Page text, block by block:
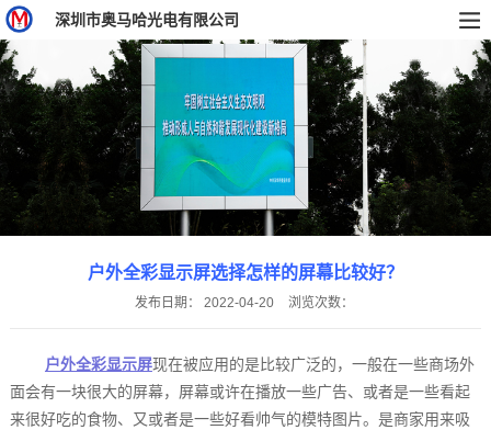
深圳市奥马哈光电有限公司
户外全彩显示屏选择怎样的屏幕比较好？
发布日期： 2022-04-20 浏览次数：
户外全彩显示屏现在被应用的是比较广泛的，一般在一些商场外
面会有一块很大的屏幕，屏幕或许在播放一些广告、或者是一些看起
来很好吃的食物、又或者是一些好看帅气的模特图片。是商家用来吸